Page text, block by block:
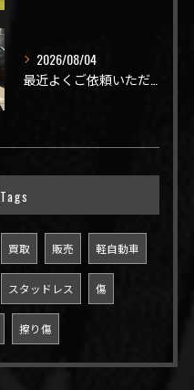
2026/08/04
Tags
買取 販売 軽自動車
スタッドレス 傷
擦り傷